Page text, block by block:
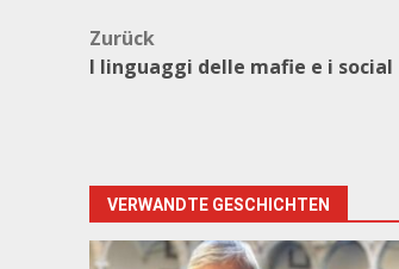
Beitragsnavigation
Zurück
I linguaggi delle mafie e i social
VERWANDTE GESCHICHTEN